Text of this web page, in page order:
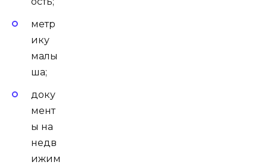
метр
ику
малы
ша;
доку
мент
ы на
недв
ижим